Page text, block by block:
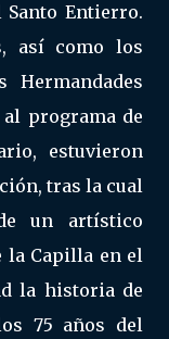
Entierro.
así como los
Hermandades
programa de
estuvieron
tras la cual
un artístico
la Capilla en el
la historia de
75 años del